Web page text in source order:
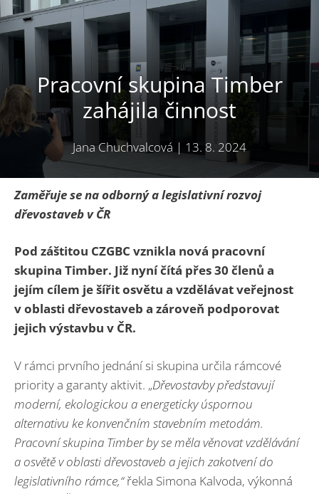
Pracovní skupina Timber
zahájila činnost
Jana Chuchvalcová | 13. 8. 2024
Zaměřuje se na odborný a legislativní rozvoj
dřevostaveb v ČR
Pod záštitou CZGBC vznikla nová pracovní
skupina Timber. Již nyní čítá přes 30 členů a
jejím cílem je šířit osvětu a vzdělávat veřejnost
v oblasti dřevostaveb a zároveň podporovat
jejich výstavbu v ČR.
V rámci prvního jednání si skupina určila rámcové
priority a garanty aktivit. „Dřevostavby představují
moderní, ekologickou a energeticky úspornou
alternativu ke konvenčním stavebním metodám.
Pracovní skupina Timber by se měla věnovat vzdělávání
a osvětě v oblasti dřevostaveb a jejich zakotvení do
legislativního rámce,“řekla Simona Kalvoda, výkonná